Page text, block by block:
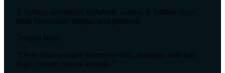
3. haftada davranışsal tepkilerde azalma, 6. haftada sözel
ifade becerisinde belirgin artış gözlendi.
Terapist Notu:
“Oyun alanı çocuğun kelimeleri oldu; duygular artık kriz
değil, iletişim aracına dönüştü.”